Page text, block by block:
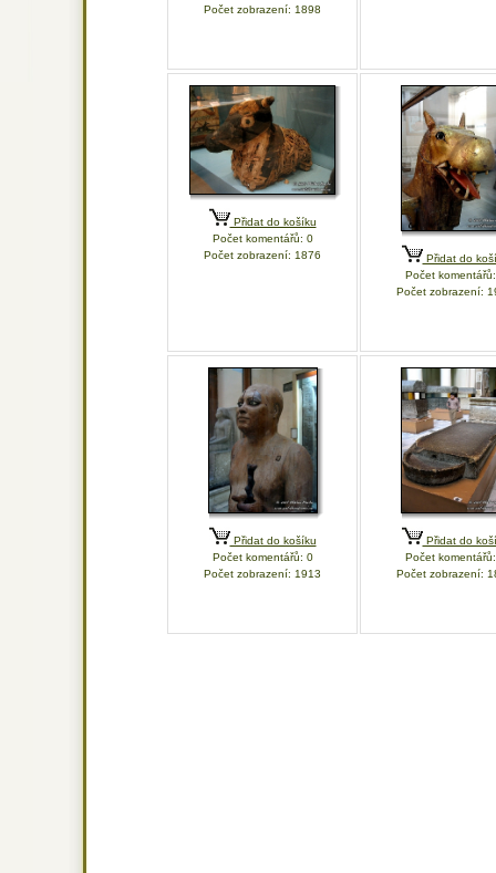
Počet zobrazení: 1898
Přidat do košíku
Počet komentářů: 0
Počet zobrazení: 1876
Přidat do
Počet
Počet zobrazení:
Přidat do košíku
Počet komentářů: 0
Počet zobrazení: 1913
Přidat do
Počet
Počet zobrazení: